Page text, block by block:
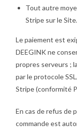
Tout autre
Stripe sur le Site.
Le paiement est
DEEGINK ne
propres serveurs ;
par le protocole
Stripe (conformité
En cas de refus de
commande est